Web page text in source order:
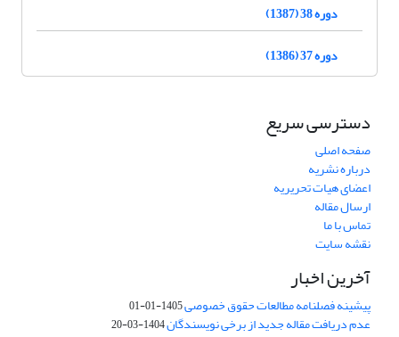
دوره 38 (1387)
دوره 37 (1386)
دسترسی سریع
صفحه اصلی
درباره نشریه
اعضای هیات تحریریه
ارسال مقاله
تماس با ما
نقشه سایت
آخرین اخبار
پیشینه فصلنامه مطالعات حقوق خصوصی1405-01-01
عدم دریافت مقاله جدید از برخی نویسندگان1404-03-20